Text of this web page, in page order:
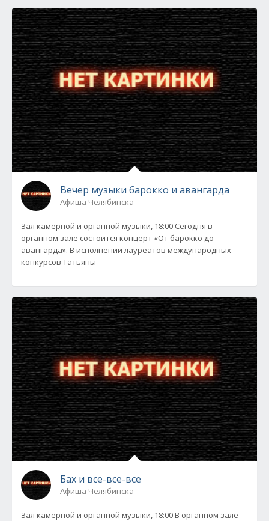
Вечер музыки барокко и авангарда
Афиша Челябинска
Зал камерной и органной музыки, 18:00 Сегодня в
органном зале состоится концерт «От барокко до
авангарда». В исполнении лауреатов международных
конкурсов Татьяны
Бах и все-все-все
Афиша Челябинска
Зал камерной и органной музыки, 18:00 В органном зале